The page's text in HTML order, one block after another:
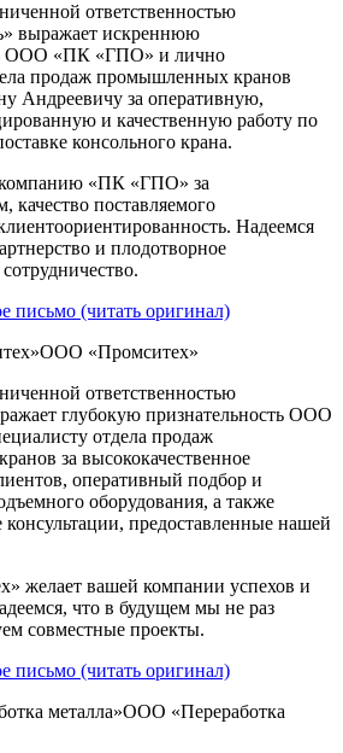
ответственностью
выражает искреннюю
ООО «ПК «ГПО» и лично
продаж промышленных кранов
Андреевичу за оперативную,
и качественную работу по
консольного крана.
«ПК «ГПО» за
качество поставляемого
Надеемся
и плодотворное
письмо (читать оригинал)
ООО «Промситех»
ответственностью
глубокую признательность ООО
отдела продаж
за высококачественное
оперативный подбор и
оборудования, а также
предоставленные нашей
желает вашей компании успехов и
что в будущем мы не раз
совместные проекты.
письмо (читать оригинал)
ООО «Переработка